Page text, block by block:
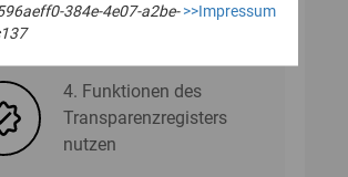
3. Nutzerdaten angeben
4. Funktionen des
Transparenzregisters
nutzen
384e-4e07-a2be- >>Impressum